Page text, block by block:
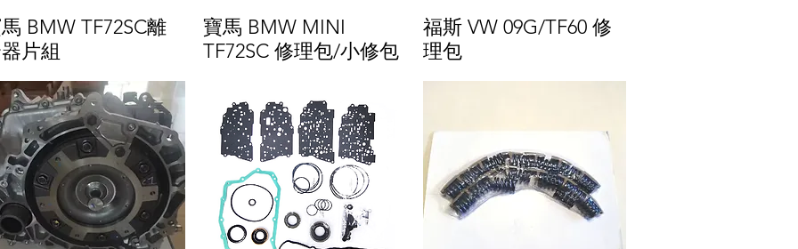
BMW TF72SC離
片組
寶馬 BMW MINI
TF72SC 修理包/小修包
福斯 VW 09G/TF60 修
理包